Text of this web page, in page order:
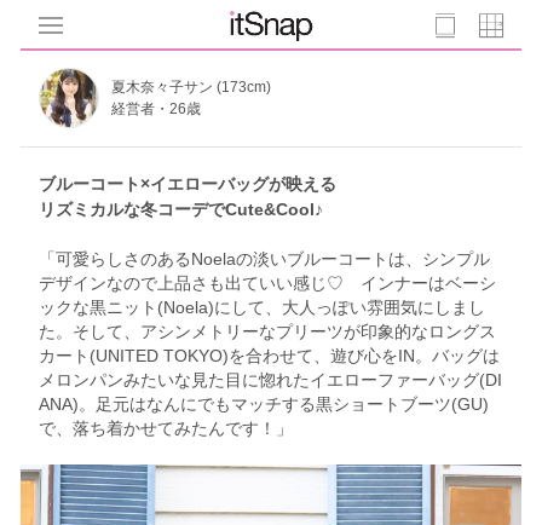
夏木奈々子サン (173cm)
経営者・26歳
ブルーコート×イエローバッグが映える
リズミカルな冬コーデでCute&Cool♪
「可愛らしさのあるNoelaの淡いブルーコートは、シンプル
デザインなので上品さも出ていい感じ♡ インナーはベーシ
ックな黒ニット(Noela)にして、大人っぽい雰囲気にしまし
た。そして、アシンメトリーなプリーツが印象的なロングス
カート(UNITED TOKYO)を合わせて、遊び心をIN。バッグは
メロンパンみたいな見た目に惚れたイエローファーバッグ(DI
ANA)。足元はなんにでもマッチする黒ショートブーツ(GU)
で、落ち着かせてみたんです！」